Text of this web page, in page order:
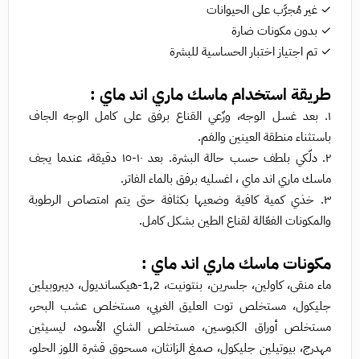
✓ غير مُجرَّب على الحيوانات
✓ بدون مكونات ضارة
✓ تم اجتياز اختبار الحساسية للبشرة
طريقة استخدام ماسك ماري اند ماي :
١. بعد غسل الوجه، وزّعي القناع برفق على كامل الوجه الجاف
باستثناء منطقة العينين والفم.
٢. دلّكي بلطف حسب حالة البشرة. بعد ١٠-١٥ دقيقة، عندما يجف
ماسك ماري اند ماي ، اغسليه برفق بالماء الفاتر.
٣. خذي كمية كافية وضعيها بكثافة حتى يتم امتصاص الرطوبة
والمكونات الفعّالة لقناع الطين بشكل كامل.
مكونات ماسك ماري اند ماي :
ماء منقى، كاولين، جلسرين، بنتونيت، 1,2-هيكسانديول، ديبروبيلين
جليكول، مستخلص توت العليق الغربي، مستخلص عشب البحر،
مستخلص أوراق الكبوسين، مستخلص الشاي الأسود، ليسيثين
مهدرج، بيوتيلين جليكول، صمغ الزانثان، مسحوق قشرة اللوز الحلو،